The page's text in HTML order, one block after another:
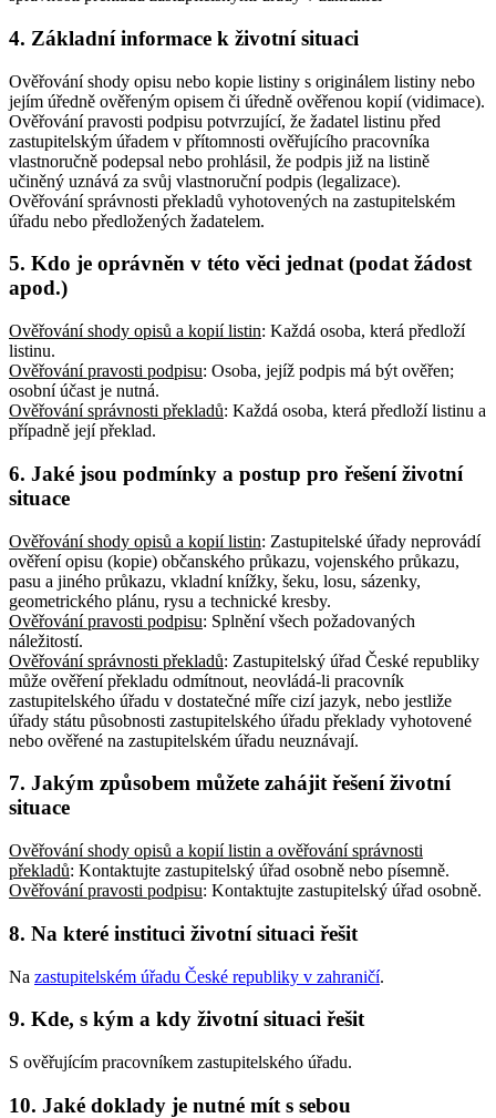
4. Základní informace k životní situaci
Ověřování shody opisu nebo kopie listiny s originálem listiny nebo
jejím úředně ověřeným opisem či úředně ověřenou kopií (vidimace).
Ověřování pravosti podpisu potvrzující, že žadatel listinu před
zastupitelským úřadem v přítomnosti ověřujícího pracovníka
vlastnoručně podepsal nebo prohlásil, že podpis již na listině
učiněný uznává za svůj vlastnoruční podpis (legalizace).
Ověřování správnosti překladů vyhotovených na zastupitelském
úřadu nebo předložených žadatelem.
5. Kdo je oprávněn v této věci jednat (podat žádost
apod.)
Ověřování shody opisů a kopií listin: Každá osoba, která předloží
listinu.
Ověřování pravosti podpisu: Osoba, jejíž podpis má být ověřen;
osobní účast je nutná.
Ověřování správnosti překladů: Každá osoba, která předloží listinu a
případně její překlad.
6. Jaké jsou podmínky a postup pro řešení životní
situace
Ověřování shody opisů a kopií listin: Zastupitelské úřady neprovádí
ověření opisu (kopie) občanského průkazu, vojenského průkazu,
pasu a jiného průkazu, vkladní knížky, šeku, losu, sázenky,
geometrického plánu, rysu a technické kresby.
Ověřování pravosti podpisu: Splnění všech požadovaných
náležitostí.
Ověřování správnosti překladů: Zastupitelský úřad České republiky
může ověření překladu odmítnout, neovládá-li pracovník
zastupitelského úřadu v dostatečné míře cizí jazyk, nebo jestliže
úřady státu působnosti zastupitelského úřadu překlady vyhotovené
nebo ověřené na zastupitelském úřadu neuznávají.
7. Jakým způsobem můžete zahájit řešení životní
situace
Ověřování shody opisů a kopií listin a ověřování správnosti
překladů: Kontaktujte zastupitelský úřad osobně nebo písemně.
Ověřování pravosti podpisu: Kontaktujte zastupitelský úřad osobně.
8. Na které instituci životní situaci řešit
Na zastupitelském úřadu České republiky v zahraničí.
9. Kde, s kým a kdy životní situaci řešit
S ověřujícím pracovníkem zastupitelského úřadu.
10. Jaké doklady je nutné mít s sebou